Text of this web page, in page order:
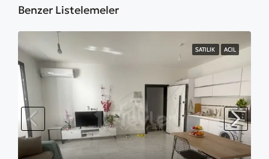
Benzer Listelemeler
SATILIK ACIL